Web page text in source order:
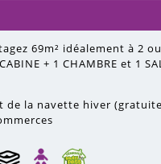
69m² idéalement à 2
+ 1 CHAMBRE et 1
de la navette hiver